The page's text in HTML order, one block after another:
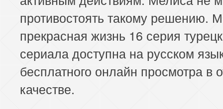
противостоять такому решению.
прекрасная жизнь 16 серия
сериала доступна на русском
бесплатного онлайн просмотра в
качестве.